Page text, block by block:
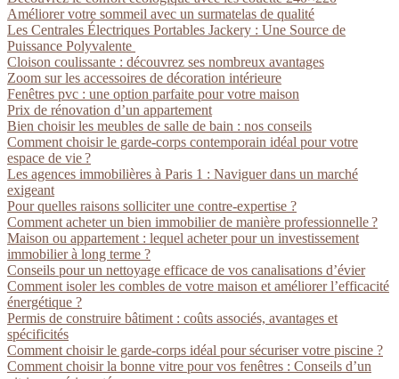
Améliorer votre sommeil avec un surmatelas de qualité
Les Centrales Électriques Portables Jackery : Une Source de
Puissance Polyvalente
Cloison coulissante : découvrez ses nombreux avantages
Zoom sur les accessoires de décoration intérieure
Fenêtres pvc : une option parfaite pour votre maison
Prix de rénovation d’un appartement
Bien choisir les meubles de salle de bain : nos conseils
Comment choisir le garde-corps contemporain idéal pour votre
espace de vie ?
Les agences immobilières à Paris 1 : Naviguer dans un marché
exigeant
Pour quelles raisons solliciter une contre-expertise ?
Comment acheter un bien immobilier de manière professionnelle ?
Maison ou appartement : lequel acheter pour un investissement
immobilier à long terme ?
Conseils pour un nettoyage efficace de vos canalisations d’évier
Comment isoler les combles de votre maison et améliorer l’efficacité
énergétique ?
Permis de construire bâtiment : coûts associés, avantages et
spécificités
Comment choisir le garde-corps idéal pour sécuriser votre piscine ?
Comment choisir la bonne vitre pour vos fenêtres : Conseils d’un